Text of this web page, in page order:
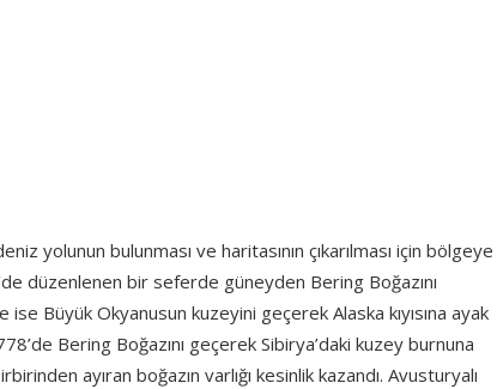
yolunun bulunması ve haritasının çıkarılması için bölgeye
düzenlenen bir seferde güneyden Bering Boğazını
Büyük Okyanusun kuzeyini geçerek Alaska kıyısına ayak
Bering Boğazını geçerek Sibirya’daki kuzey burnuna
ayıran boğazın varlığı kesinlik kazandı. Avusturyalı